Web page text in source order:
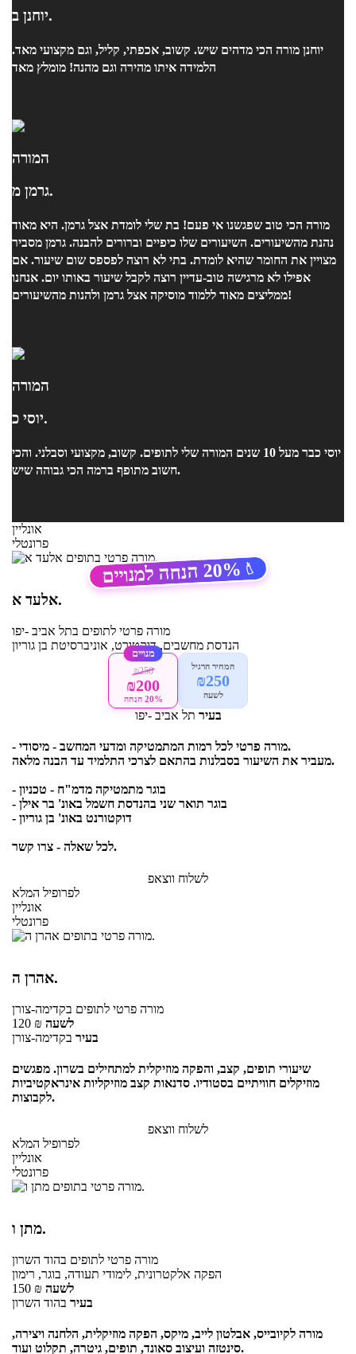
יוחנן ב.
יוחנן מורה הכי מדהים שיש. קשוב, אכפתי, קליל, וגם מקצועי מאד.
הלמידה איתו מהירה וגם מהנה! מומלץ מאד
המורה
גרמן מ.
מורה הכי טוב שפגשנו אי פעם! בת שלי לומדת אצל גרמן. היא מאוד
נהנת מהשיעורים. השיעורים שלו כיפיים וברורים להבנה. גרמן מסביר
מצויין את החומר שהיא לומדת. בתי לא רוצה לפספס שום שיעור. אם
אפילו לא מרגישה טוב-עדיין רוצה לקבל שיעור באותו יום. אנחנו
ממליצים מאוד ללמוד מוסיקה אצל גרמן ולהנות מהשיעורים!
המורה
יוסי כ.
יוסי כבר מעל 10 שנים המורה שלי לתופים. קשוב, מקצועי וסבלני. והכי
חשוב מתופף ברמה הכי גבוהה שיש.
אונליין
פרונטלי
🏷️
20%
הנחה למנויים
אלעד א.
מורה פרטי לתופים בתל אביב -יפו
הנדסת מחשבים, דוקטורט, אוניברסיטת בן גוריון
המחיר הרגיל
₪250
לשעה
מנויים
₪250
₪200
20% הנחה
בעיר תל אביב -יפו
- מורה פרטי לכל רמות המתמטיקה ומדעי המחשב - מיסודי.
מעביר את השיעור בסבלנות בהתאם לצרכי התלמיד עד הבנה מלאה.
- בוגר מתמטיקה מדמ"ח - טכניון
- בוגר תואר שני בהנדסת חשמל באונ' בר אילן
- דוקטורנט באונ' בן גוריון
לכל שאלה - צרו קשר.
לשלוח ווצאפ
לפרופיל המלא
אונליין
פרונטלי
אהרן ה.
מורה פרטי לתופים בקדימה-צורן
120 ₪ לשעה
בעיר בקדימה-צורן
שיעורי תופים, קצב, והפקה מוזיקלית למתחילים בשרון. מפגשים
מוזיקלים חוויתיים בסטודיו. סדנאות קצב מוזיקליות אינראקטיביות
לקבוצות.
לשלוח ווצאפ
לפרופיל המלא
אונליין
פרונטלי
מתן ו.
מורה פרטי לתופים בהוד השרון
הפקה אלקטרונית, לימודי תעודה, בוגר, רימון
150 ₪ לשעה
בעיר בהוד השרון
מורה לקיובייס, אבלטון לייב, מיקס, הפקה מוזיקלית, הלחנה ויצירה,
סינטזה ועיצוב סאונד, תופים, גיטרה, תקלוט ועוד.